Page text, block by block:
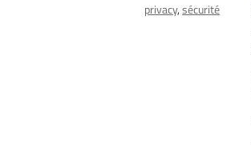
privacy sécurité